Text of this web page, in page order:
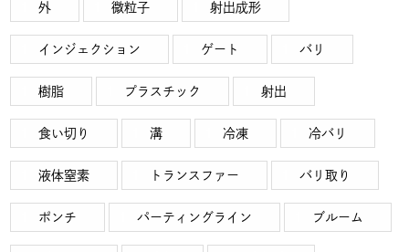
外 微粒子 射出成形
インジェクション ゲート バリ
樹脂 プラスチック 射出
食い切り 溝 冷凍 冷バリ
液体窒素 トランスファー バリ取り
ポンチ パーティングライン ブルーム